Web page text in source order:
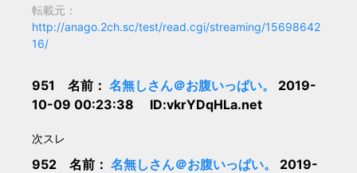
転載元：
http://anago.2ch.sc/test/read.cgi/streaming/15698642
16/
951 名前： 名無しさん＠お腹いっぱい。 2019-
10-09 00:23:38 ID:vkrYDqHLa.net
次スレ
952 名前： 名無しさん＠お腹いっぱい。 2019-